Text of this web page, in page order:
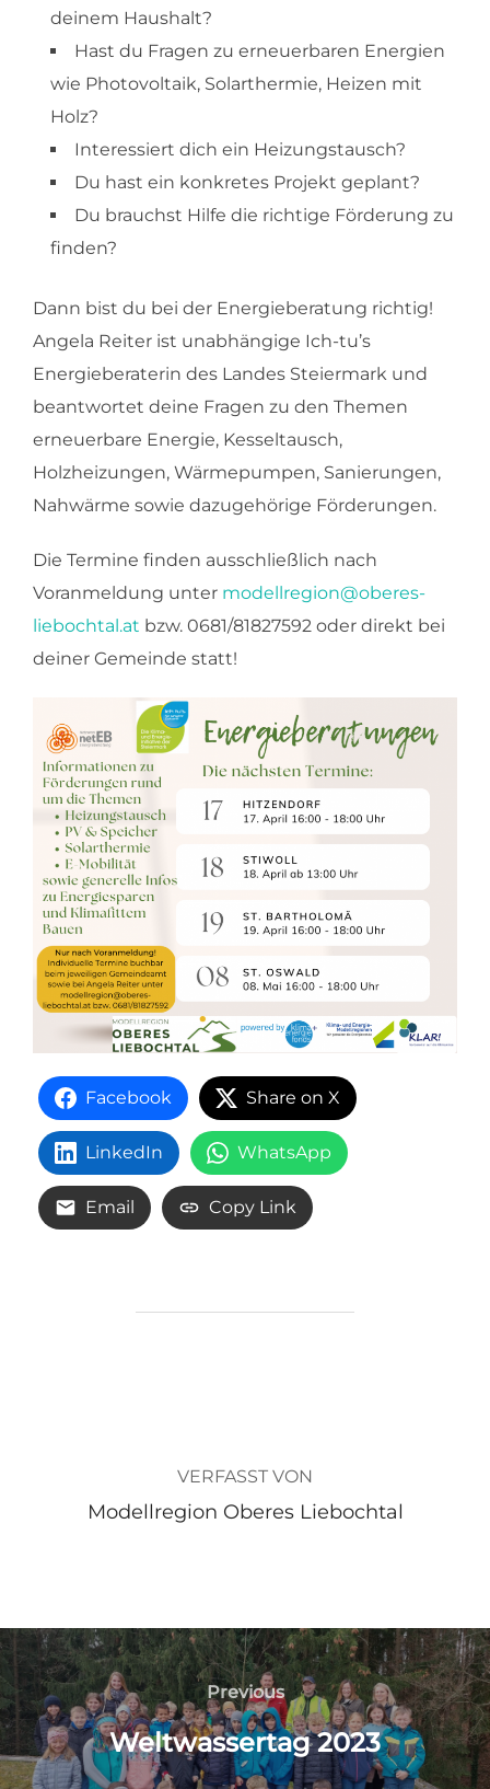
deinem Haushalt?
Hast du Fragen zu erneuerbaren Energien
wie Photovoltaik, Solarthermie, Heizen mit
Holz?
Interessiert dich ein Heizungstausch?
Du hast ein konkretes Projekt geplant?
Du brauchst Hilfe die richtige Förderung zu
finden?
Dann bist du bei der Energieberatung richtig!
Angela Reiter ist unabhängige Ich-tu’s
Energieberaterin des Landes Steiermark und
beantwortet deine Fragen zu den Themen
erneuerbare Energie, Kesseltausch,
Holzheizungen, Wärmepumpen, Sanierungen,
Nahwärme sowie dazugehörige Förderungen.
Die Termine finden ausschließlich nach
Voranmeldung unter modellregion@oberes-
liebochtal.at bzw. 0681/81827592 oder direkt bei
deiner Gemeinde statt!
Facebook Share on X
LinkedIn WhatsApp
Email Copy Link
VERFASST VON
Modellregion Oberes Liebochtal
Beitragsnavigation
Previous
Previous
Weltwassertag 2023